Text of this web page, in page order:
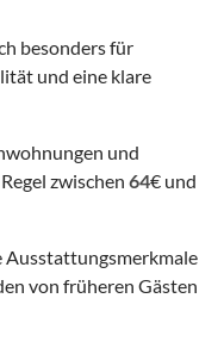
besonders für
und eine klare
und
zwischen 64€ und
von früheren Gästen